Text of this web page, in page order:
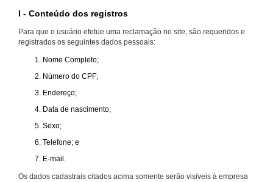
I - Conteúdo dos registros
Para que o usuário efetue uma reclamação no site, são requeridos e
registrados os seguintes dados pessoais:
Nome Completo;
Número do CPF;
Endereço;
Data de nascimento;
Sexo;
Telefone; e
E-mail.
Os dados cadastrais citados acima somente serão visíveis à empresa